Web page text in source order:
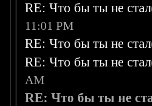
RE: Что бы ты не
11:01 PM
RE: Что бы ты не
RE: Что бы ты не
AM
RE: Что бы ты не